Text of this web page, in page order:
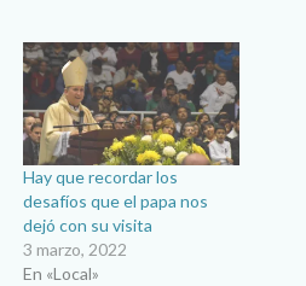
Hay que recordar los
desafíos que el papa nos
dejó con su visita
3 marzo, 2022
En «Local»